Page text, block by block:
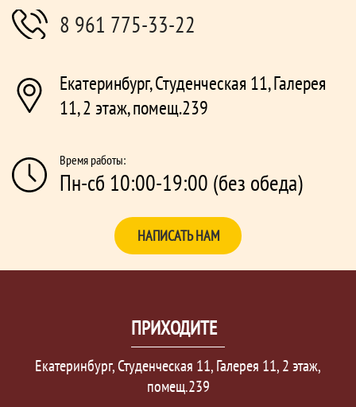
8 961 775-33-22
Екатеринбург, Студенческая 11, Галерея
11, 2 этаж, помещ.239
Время работы:
Пн-сб 10:00-19:00 (без обеда)
НАПИСАТЬ НАМ
ПРИХОДИТЕ
Екатеринбург, Студенческая 11, Галерея 11, 2 этаж,
помещ.239